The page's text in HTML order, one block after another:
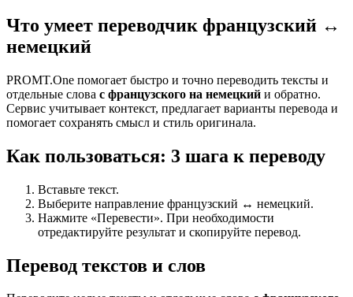
Что умеет переводчик французский ↔
немецкий
PROMT.One помогает быстро и точно переводить тексты и
отдельные слова с французского на немецкий и обратно.
Сервис учитывает контекст, предлагает варианты перевода и
помогает сохранять смысл и стиль оригинала.
Как пользоваться: 3 шага к переводу
Вставьте текст.
Выберите направление французский ↔ немецкий.
Нажмите «Перевести». При необходимости
отредактируйте результат и скопируйте перевод.
Перевод текстов и слов